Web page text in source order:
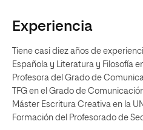
Experiencia
Tiene casi diez años de
Española y Literatura y Filosofía
Profesora del Grado de
TFG en el Grado de
Máster Escritura Creativa en la
Formación del Profesorado de